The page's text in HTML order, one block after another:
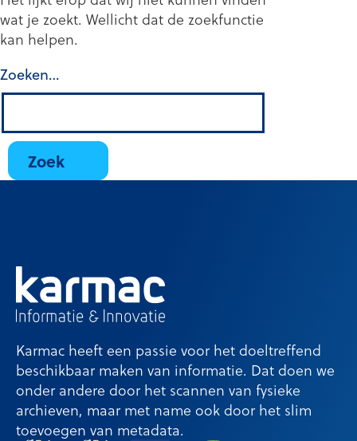
wat je zoekt. Wellicht dat de zoekfunctie
kan helpen.
Zoeken…
Karmac heeft een passie voor het doeltreffend
beschikbaar maken van informatie. Dat doen we
onder andere door het scannen van fysieke
archieven, maar met name ook door het slim
toevoegen van metadata.